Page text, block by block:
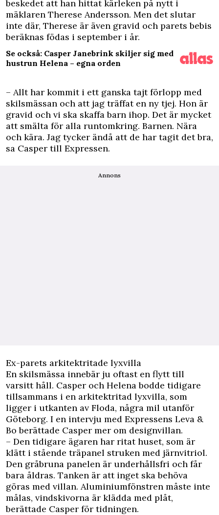
beskedet att han hittat kärleken på nytt i
mäklaren Therese Andersson. Men det slutar
inte där, Therese är även gravid och parets bebis
beräknas födas i september i år.
Se också: Casper Janebrink skiljer sig med
hustrun Helena – egna orden
– Allt har kommit i ett ganska tajt förlopp med
skilsmässan och att jag träffat en ny tjej. Hon är
gravid och vi ska skaffa barn ihop. Det är mycket
att smälta för alla runtomkring. Barnen. Nära
och kära. Jag tycker ändå att de har tagit det bra,
sa Casper till Expressen.
Annons
Ex-parets arkitektritade lyxvilla
En skilsmässa innebär ju oftast en flytt till
varsitt håll. Casper och Helena bodde tidigare
tillsammans i en arkitektritad lyxvilla, som
ligger i utkanten av Floda, några mil utanför
Göteborg. I en intervju med Expressens Leva &
Bo berättade Casper mer om designvillan.
– Den tidigare ägaren har ritat huset, som är
klätt i stående träpanel struken med järnvitriol.
Den gråbruna panelen är underhållsfri och får
bara åldras. Tanken är att inget ska behöva
göras med villan. Aluminiumfönstren måste inte
målas, vindskivorna är klädda med plåt,
berättade Casper för tidningen.